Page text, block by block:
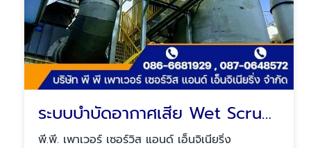
ระบบบำบัดอากาศเสีย Wet Scrubber
พี.พี. เพาเวอร์ เซอร์วิส แอนด์ เอ็นจิเนียริ่ง